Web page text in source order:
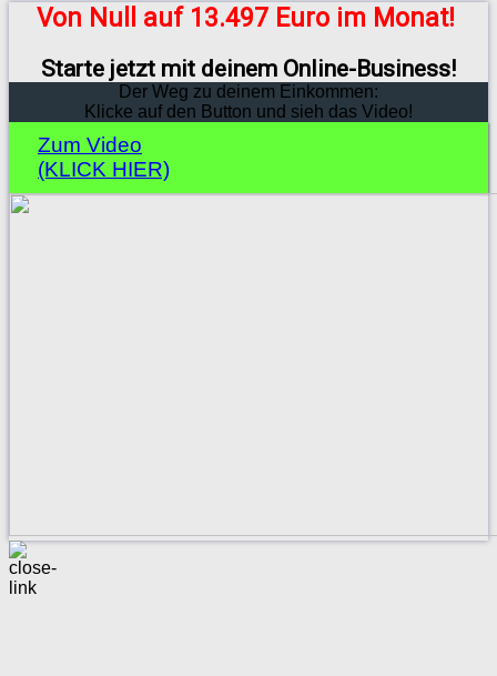
Von Null auf 13.497 Euro im Monat!
Starte jetzt mit deinem Online-Business!
Der Weg zu deinem Einkommen:
Klicke auf den Button und sieh das Video!
Zum Video
(KLICK HIER)